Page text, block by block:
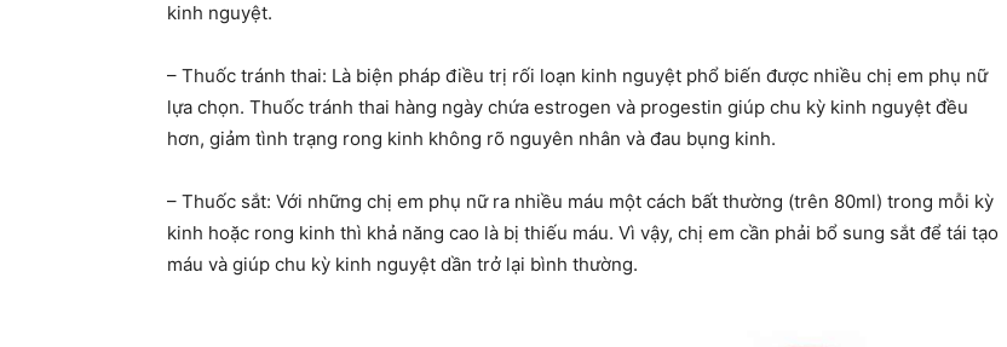
kinh nguyệt.
– Thuốc tránh thai: Là biện pháp điều trị rối loạn kinh nguyệt phổ biến được nhiều chị em phụ nữ
lựa chọn. Thuốc tránh thai hàng ngày chứa estrogen và progestin giúp chu kỳ kinh nguyệt đều
hơn, giảm tình trạng rong kinh không rõ nguyên nhân và đau bụng kinh.
– Thuốc sắt: Với những chị em phụ nữ ra nhiều máu một cách bất thường (trên 80ml) trong mỗi kỳ
kinh hoặc rong kinh thì khả năng cao là bị thiếu máu. Vì vậy, chị em cần phải bổ sung sắt để tái tạo
máu và giúp chu kỳ kinh nguyệt dần trở lại bình thường.